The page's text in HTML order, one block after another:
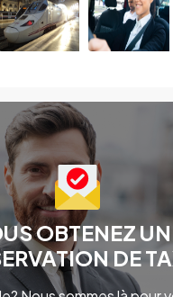
OBTENEZ
DE